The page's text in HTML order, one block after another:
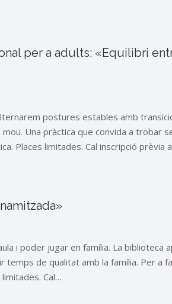
per a adults: «Equilibri
postures estables amb
Una pràctica que convida a trobar
Places limitades. Cal inscripció prèvia
i poder jugar en família. La biblioteca
temps de qualitat amb la família. Per a
Cal…